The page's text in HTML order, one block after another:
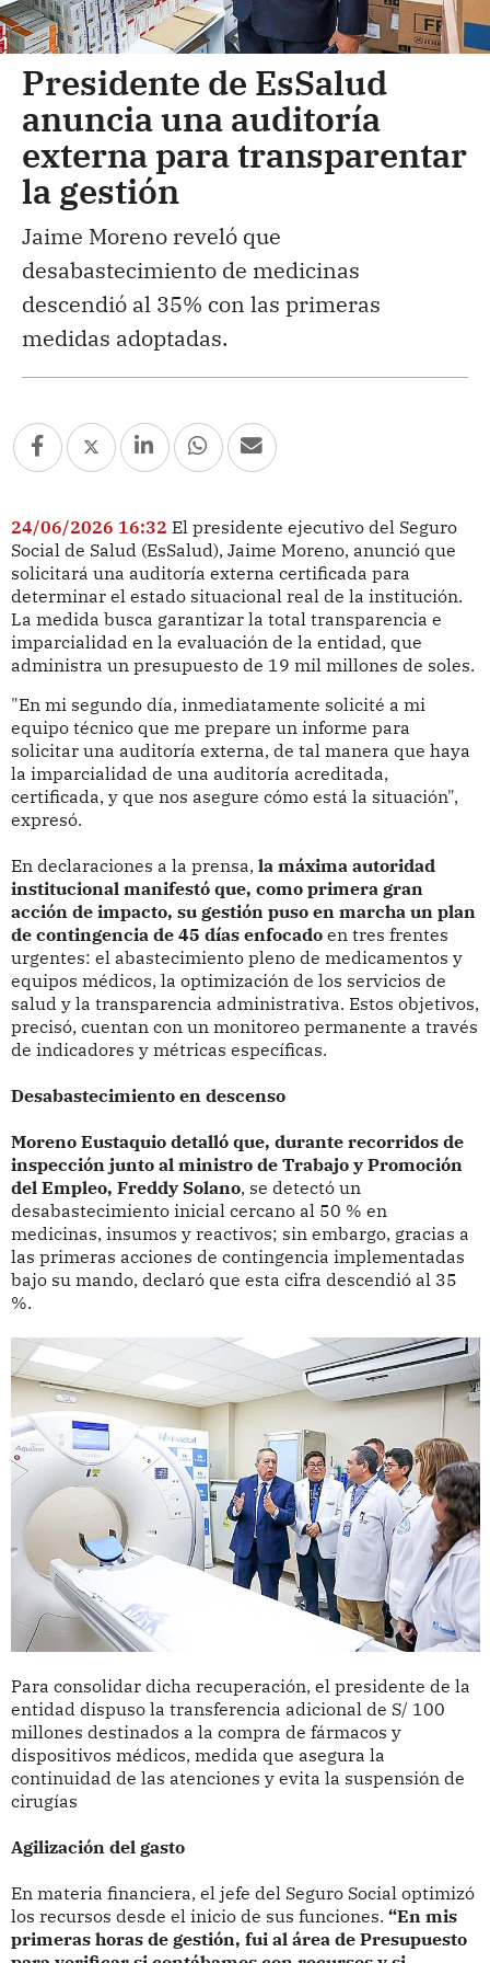
Presidente de EsSalud
anuncia una auditoría
externa para transparentar
la gestión
Jaime Moreno reveló que
desabastecimiento de medicinas
descendió al 35% con las primeras
medidas adoptadas.
24/06/2026 16:32 El presidente ejecutivo del Seguro
Social de Salud (EsSalud), Jaime Moreno, anunció que
solicitará una auditoría externa certificada para
determinar el estado situacional real de la institución.
La medida busca garantizar la total transparencia e
imparcialidad en la evaluación de la entidad, que
administra un presupuesto de 19 mil millones de soles.
"En mi segundo día, inmediatamente solicité a mi
equipo técnico que me prepare un informe para
solicitar una auditoría externa, de tal manera que haya
la imparcialidad de una auditoría acreditada,
certificada, y que nos asegure cómo está la situación",
expresó.
En declaraciones a la prensa, la máxima autoridad
institucional manifestó que, como primera gran
acción de impacto, su gestión puso en marcha un plan
de contingencia de 45 días enfocadoen tres frentes
urgentes: el abastecimiento pleno de medicamentos y
equipos médicos, la optimización de los servicios de
salud y la transparencia administrativa. Estos objetivos,
precisó, cuentan con un monitoreo permanente a través
de indicadores y métricas específicas.
Desabastecimiento en descenso
Moreno Eustaquio detalló que, durante recorridos de
inspección junto al ministro de Trabajo y Promoción
del Empleo, Freddy Solano, se detectó un
desabastecimiento inicial cercano al 50 % en
medicinas, insumos y reactivos; sin embargo, gracias a
las primeras acciones de contingencia implementadas
bajo su mando, declaró que esta cifra descendió al 35
%.
Para consolidar dicha recuperación, el presidente de la
entidad dispuso la transferencia adicional de S/ 100
millones destinados a la compra de fármacos y
dispositivos médicos, medida que asegura la
continuidad de las atenciones y evita la suspensión de
cirugías
Agilización del gasto
En materia financiera, el jefe del Seguro Social optimizó
los recursos desde el inicio de sus funciones. “En mis
primeras horas de gestión, fui al área de Presupuesto